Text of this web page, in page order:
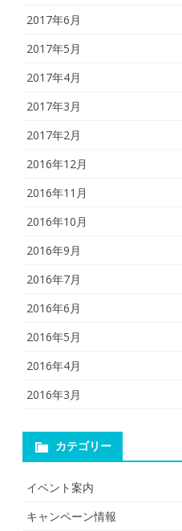
2017年6月
2017年5月
2017年4月
2017年3月
2017年2月
2016年12月
2016年11月
2016年10月
2016年9月
2016年7月
2016年6月
2016年5月
2016年4月
2016年3月
カテゴリー
イベント案内
キャンペーン情報